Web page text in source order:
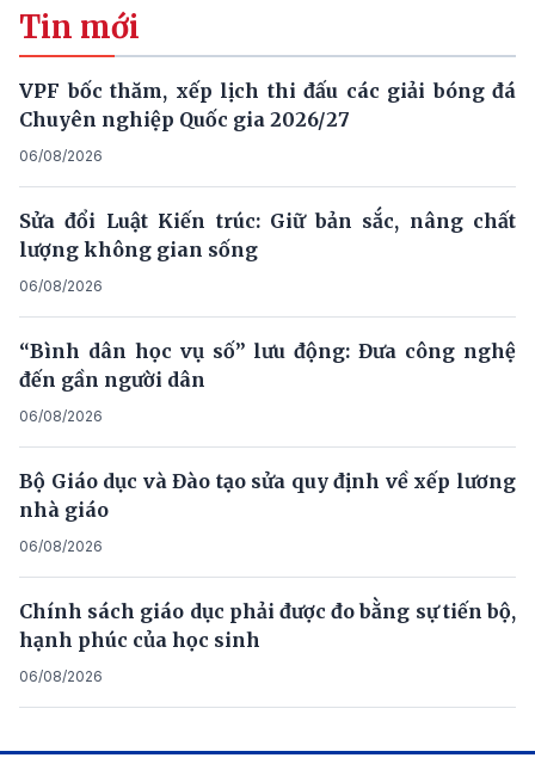
Tin mới
VPF bốc thăm, xếp lịch thi đấu các giải bóng đá
Chuyên nghiệp Quốc gia 2026/27
06/08/2026
Sửa đổi Luật Kiến trúc: Giữ bản sắc, nâng chất
lượng không gian sống
06/08/2026
“Bình dân học vụ số” lưu động: Đưa công nghệ
đến gần người dân
06/08/2026
Bộ Giáo dục và Đào tạo sửa quy định về xếp lương
nhà giáo
06/08/2026
Chính sách giáo dục phải được đo bằng sự tiến bộ,
hạnh phúc của học sinh
06/08/2026